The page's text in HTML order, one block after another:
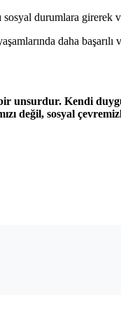
durumlara
daha
Kendi
değil, sosyal